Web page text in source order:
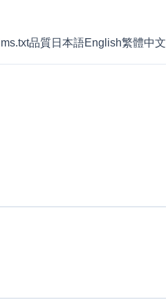
llms.txt品質日本語English繁體中文